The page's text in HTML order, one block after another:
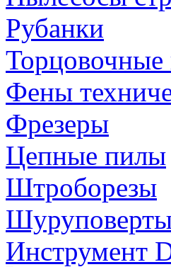
Рубанки
Фены
Фрезеры
Цепные пилы
Штроборезы
Инструмент